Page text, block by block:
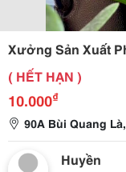
Xưởng Sản Xuất
( HẾT HẠN )
10.000₫
90A Bùi Quang
Huyền